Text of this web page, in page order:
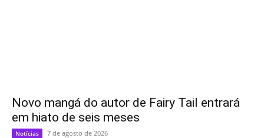
Novo mangá do autor de Fairy Tail entrará
em hiato de seis meses
Notícias 7 de agosto de 2026